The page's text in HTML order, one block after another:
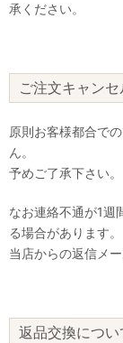
承ください。
ご注文キャン
原則お客様都合で
ん。
予めご了承下さい。
なお連絡不通が1週
る場合があります。
当店からの返信メ
返品交換につい